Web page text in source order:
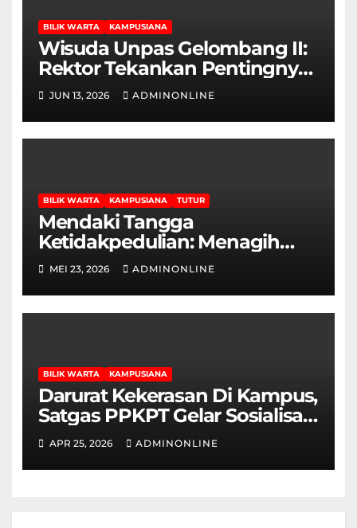
BILIK WARTA KAMPUSIANA
Wisuda Unpas Gelombang II:
Rektor Tekankan Pentingnya
Sertifikasi Keahlian
JUN 13, 2026 ADMINONLINE
BILIK WARTA KAMPUSIANA TUTUR
Mendaki Tangga
Ketidakpedulian: Menagih
Hak Disabilitas yang
Terpasung di Selasar Kampus
MEI 23, 2026 ADMINONLINE
BILIK WARTA KAMPUSIANA
Darurat Kekerasan Di Kampus,
Satgas PPKPT Gelar Sosialisasi
Permendikbudristek No.
55/2024
APR 25, 2026 ADMINONLINE